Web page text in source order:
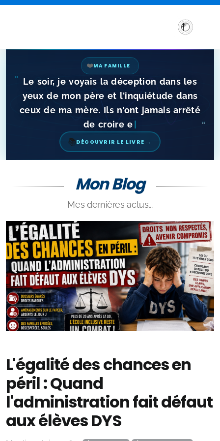
❤️MA FAMILLE
" Le soir, je voyais la déception dans les
yeux de mon père et l'inquiétude dans
ceux de ma mère. Ils n'ont jamais arrêté
de croire en moi.
"
📚DÉCOUVRIR LE LIVRE →
Mon Blog
Mes dernières actus...
L'égalité des chances en
péril : Quand
l'administration fait défaut
aux élèves DYS
Sensibilisation et Conférences sur les troubles DYS
Formations aux troubles DYS
Consulting Accessibilité - Spécialité "Troubles DYS"
F LEMERCIER PRODUCTIONS
💼 Autres services F LEMERCIER PRODUCTIONS
🎬 Studio Vidéos
🎨Studio Graphique
📼 Service de Numérisation de VHS
💼 Services formations